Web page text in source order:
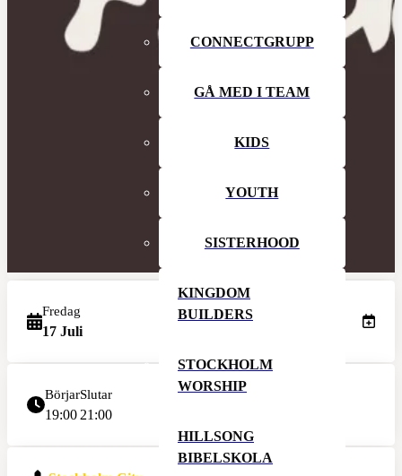
CONNECTGRUPP
GÅ MED I TEAM
KIDS
YOUTH
SISTERHOOD
KINGDOM
BUILDERS
STOCKHOLM
WORSHIP
HILLSONG
BIBELSKOLA
Fredag
17 Juli
Börjar
19:00
Slutar
21:00